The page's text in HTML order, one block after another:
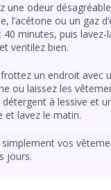
une odeur
l’acétone ou un gaz
40 minutes, puis lavez-
ventilez bien.
un endroit avec
ou laissez les
détergent à lessive et
et lavez le matin.
simplement vos
jours.